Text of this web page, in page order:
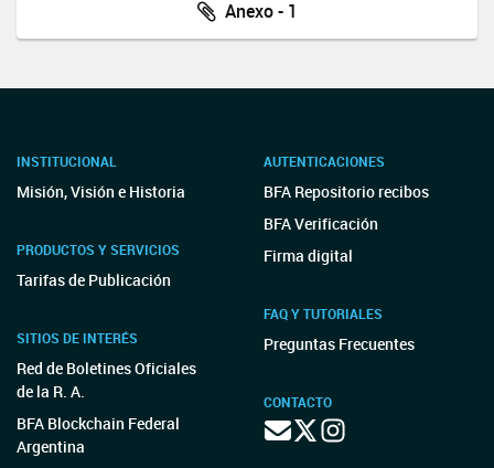
Anexo - 1
INSTITUCIONAL
Misión, Visión e Historia
PRODUCTOS Y SERVICIOS
Tarifas de Publicación
SITIOS DE INTERÉS
Red de Boletines Oficiales
de la R. A.
BFA Blockchain Federal
Argentina
AUTENTICACIONES
BFA Repositorio recibos
BFA Verificación
Firma digital
FAQ Y TUTORIALES
Preguntas Frecuentes
CONTACTO